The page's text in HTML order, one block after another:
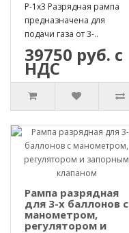
Р-1х3 Разрядная рампа
предназначена для
подачи газа от 3-..
39750 руб. с
НДС
Рампа разрядная
для 3-х баллонов с
манометром,
регулятором и